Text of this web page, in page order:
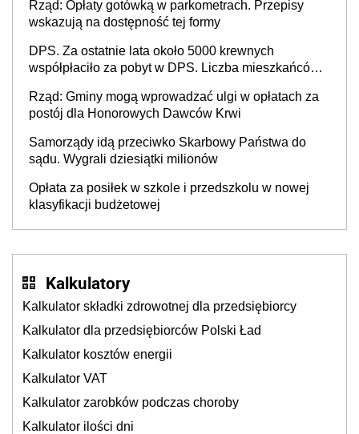
Rząd: Opłaty gotówką w parkometrach. Przepisy
wskazują na dostępność tej formy
DPS. Za ostatnie lata około 5000 krewnych
współpłaciło za pobyt w DPS. Liczba mieszkańców
Rząd: Gminy mogą wprowadzać ulgi w opłatach za
postój dla Honorowych Dawców Krwi
Samorządy idą przeciwko Skarbowy Państwa do
sądu. Wygrali dziesiątki milionów
Opłata za posiłek w szkole i przedszkolu w nowej
klasyfikacji budżetowej
Kalkulatory
Kalkulator składki zdrowotnej dla przedsiębiorcy
Kalkulator dla przedsiębiorców Polski Ład
Kalkulator kosztów energii
Kalkulator VAT
Kalkulator zarobków podczas choroby
Kalkulator ilości dni